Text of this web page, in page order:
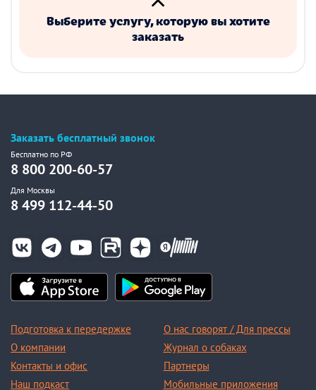
Выберите услугу, которую вы хотите
заказать
Заказать бесплатный звонок
Бесплатно по РФ
8 800 200-60-57
Для Москвы
8 499 112-44-50
Подготовка к передержке
О компании
Контакты и офис
Наш подкаст
О нас говорят / Для прессы
Журнал о собаках
Партнеры
Мобильные приложения